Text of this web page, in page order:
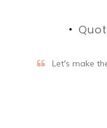
Let's make